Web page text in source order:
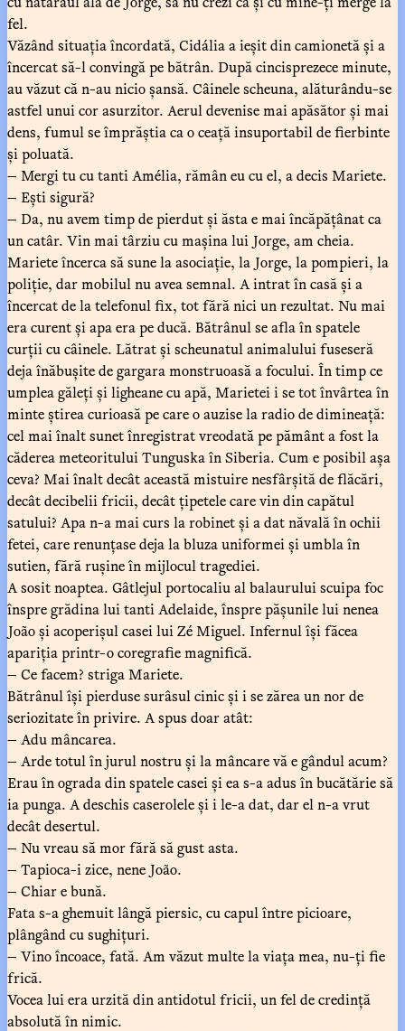
fel.
Văzând situația încordată, Cidália a ieșit din camionetă și a
încercat să-l convingă pe bătrân. După cincisprezece minute,
au văzut că n-au nicio șansă. Câinele scheuna, alăturându-se
astfel unui cor asurzitor. Aerul devenise mai apăsător și mai
dens, fumul se împrăștia ca o ceață insuportabil de fierbinte
și poluată.
— Mergi tu cu tanti Amélia, rămân eu cu el, a decis Mariete.
— Ești sigură?
— Da, nu avem timp de pierdut și ăsta e mai încăpățânat ca
un catâr. Vin mai târziu cu mașina lui Jorge, am cheia.
Mariete încerca să sune la asociație, la Jorge, la pompieri, la
poliție, dar mobilul nu avea semnal. A intrat în casă și a
încercat de la telefonul fix, tot fără nici un rezultat. Nu mai
era curent și apa era pe ducă. Bătrânul se afla în spatele
curții cu câinele. Lătrat și scheunatul animalului fuseseră
deja înăbușite de gargara monstruoasă a focului. În timp ce
umplea găleți și ligheane cu apă, Marietei i se tot învârtea în
minte știrea curioasă pe care o auzise la radio de dimineață:
cel mai înalt sunet înregistrat vreodată pe pământ a fost la
căderea meteoritului Tunguska în Siberia. Cum e posibil așa
ceva? Mai înalt decât această mistuire nesfârșită de flăcări,
decât decibelii fricii, decât țipetele care vin din capătul
satului? Apa n-a mai curs la robinet și a dat năvală în ochii
fetei, care renunțase deja la bluza uniformei și umbla în
sutien, fără rușine în mijlocul tragediei.
A sosit noaptea. Gâtlejul portocaliu al balaurului scuipa foc
înspre grădina lui tanti Adelaide, înspre pășunile lui nenea
João și acoperișul casei lui Zé Miguel. Infernul își făcea
apariția printr-o coregrafie magnifică.
— Ce facem? striga Mariete.
Bătrânul își pierduse surâsul cinic și i se zărea un nor de
seriozitate în privire. A spus doar atât:
— Adu mâncarea.
— Arde totul în jurul nostru și la mâncare vă e gândul acum?
Erau în ograda din spatele casei și ea s-a adus în bucătărie să
ia punga. A deschis caserolele și i le-a dat, dar el n-a vrut
decât desertul.
— Nu vreau să mor fără să gust asta.
— Tapioca-i zice, nene João.
— Chiar e bună.
Fata s-a ghemuit lângă piersic, cu capul între picioare,
plângând cu sughițuri.
— Vino încoace, fată. Am văzut multe la viața mea, nu-ți fie
frică.
Vocea lui era urzită din antidotul fricii, un fel de credință
absolută în nimic.